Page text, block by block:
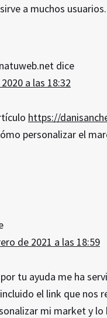
a muchos
dice
a las 18:32
https://
personalizar el
de 2021 a las 18:59
tu ayuda me ha
el link que nos
mi market y